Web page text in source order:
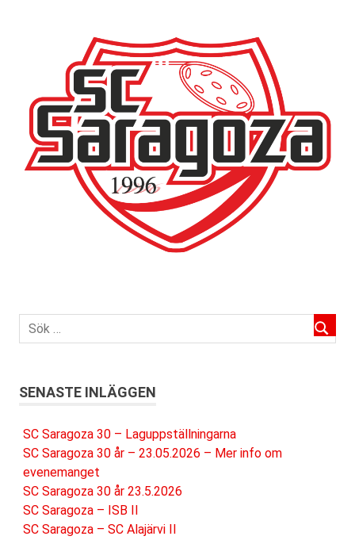
SENASTE INLÄGGEN
SC Saragoza 30 – Laguppställningarna
SC Saragoza 30 år – 23.05.2026 – Mer info om
evenemanget
SC Saragoza 30 år 23.5.2026
SC Saragoza – ISB II
SC Saragoza – SC Alajärvi II